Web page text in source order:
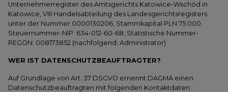
Unternehmerregister des Amtsgerichts Katowice-Wschód in
Katowice, VIII Handelsabteilung des Landesgerichtsregisters
unter der Nummer 0000130206, Stammkapital PLN 75.000,
Steuernummer-NIP: 634-012-60-68, Statistische Nummer-
REGON: 008173852 (nachfolgend: Administrator)
WER IST DATENSCHUTZBEAUFTRAGTER?
Auf Grundlage von Art. 37 DSGVO ernennt DAGMA einen
Datenschutzbeauftragten mit folgenden Kontaktdaten: